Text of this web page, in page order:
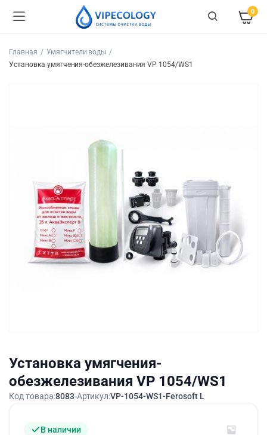
0
Главная
Умягчители воды
Установка умягчения-обезжелезивания VP 1054/WS1
Установка умягчения-
обезжелезивания VP 1054/WS1
Код товара:8083 Артикул:VP-1054-WS1-Ferosoft L
В наличии